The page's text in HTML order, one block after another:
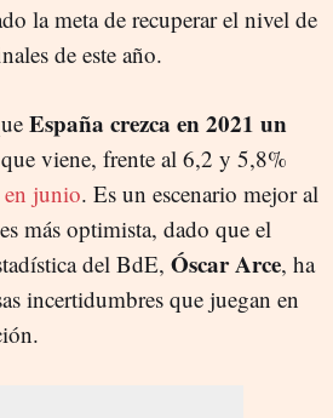
la meta de recuperar el nivel de
de este año.
España crezca en 2021 un
viene, frente al 6,2 y 5,8%
en junio. Es un escenario mejor al
más optimista, dado que el
del BdE, Óscar Arce, ha
incertidumbres que juegan en